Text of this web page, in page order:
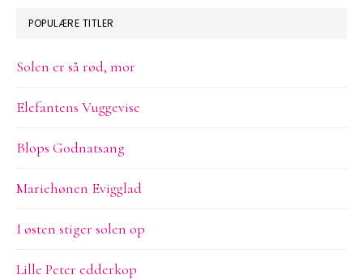
POPULÆRE TITLER
Solen er så rød, mor
Elefantens Vuggevise
Blops Godnatsang
Mariehønen Evigglad
I østen stiger solen op
Lille Peter edderkop